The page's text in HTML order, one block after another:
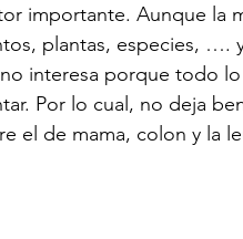
importante. Aunque la
plantas, especies, ….
interesa porque todo
Por lo cual, no deja
el de mama, colon y la